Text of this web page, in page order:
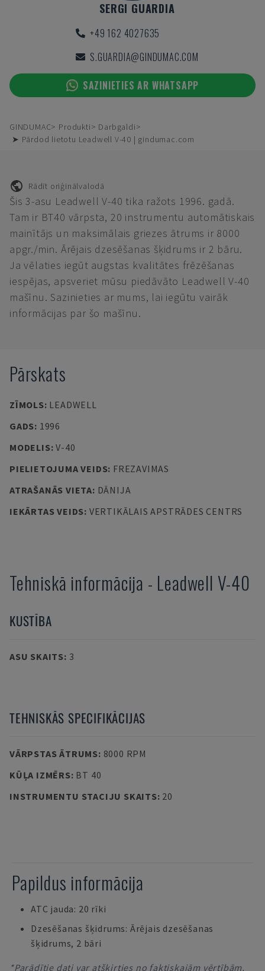
SERGI GUARDIA
+49 162 4027635
S.GUARDIA@GINDUMAC.COM
SAZINIETIES AR WHATSAPP
GINDUMAC Produkti
Darbgaldi
➤ Pārdod lietotu Leadwell V-40 | gindumac.com
Rādīt oriģinālvalodā
Šis 3-asu Leadwell V-40 tika ražots 1996. gadā.
Tam ir BT40 vārpsta, 20 instrumentu automātiskais
mainītājs un maksimālais griezes ātrums ir 8000
apgr./min. Ārējais dzesēšanas šķidrums ir 2 bāru.
Ja vēlaties iegūt augstas kvalitātes frēzēšanas
iespējas, apsveriet mūsu piedāvāto Leadwell V-40
mašīnu. Sazinieties ar mums, lai iegūtu vairāk
informācijas par šo mašīnu.
Pārskats
ZĪMOLS: LEADWELL
GADS: 1996
MODELIS:V-40
PIELIETOJUMA VEIDS: FREZAVIMAS
ATRAŠANĀS VIETA: DĀNIJA
IEKĀRTAS VEIDS: VERTIKĀLAIS APSTRĀDES CENTRS
Tehniskā informācija - Leadwell V-40
KUSTĪBA
ASU SKAITS: 3
TEHNISKĀS SPECIFIKĀCIJAS
VĀRPSTAS ĀTRUMS: 8000 RPM
KŪĻA IZMĒRS: BT 40
INSTRUMENTU STACIJU SKAITS: 20
Papildus informācija
ATC jauda: 20 rīki
Dzesēšanas šķidrums: Ārējais dzesēšanas
šķidrums, 2 bāri
*Parādītie dati var atšķirties no faktiskajām vērtībām,